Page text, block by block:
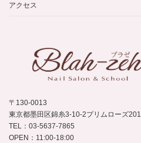
アクセス
〒130-0013
東京都墨田区錦糸3-10-2プリムローズ201
TEL：03-5637-7865
OPEN：11:00-18:00